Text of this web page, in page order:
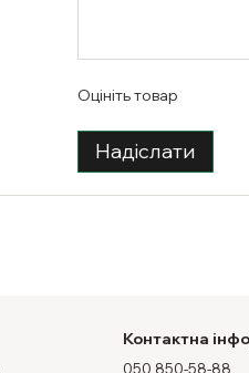
Оцініть товар
Надіслати
Контактна
050 850-58-88